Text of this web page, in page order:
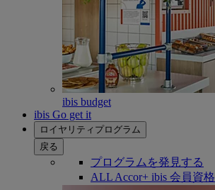
ibis budget
ibis Go get it
ロイヤリティプログラム
戻る
プログラムを発見する
ALL Accor+ ibis 会員資格